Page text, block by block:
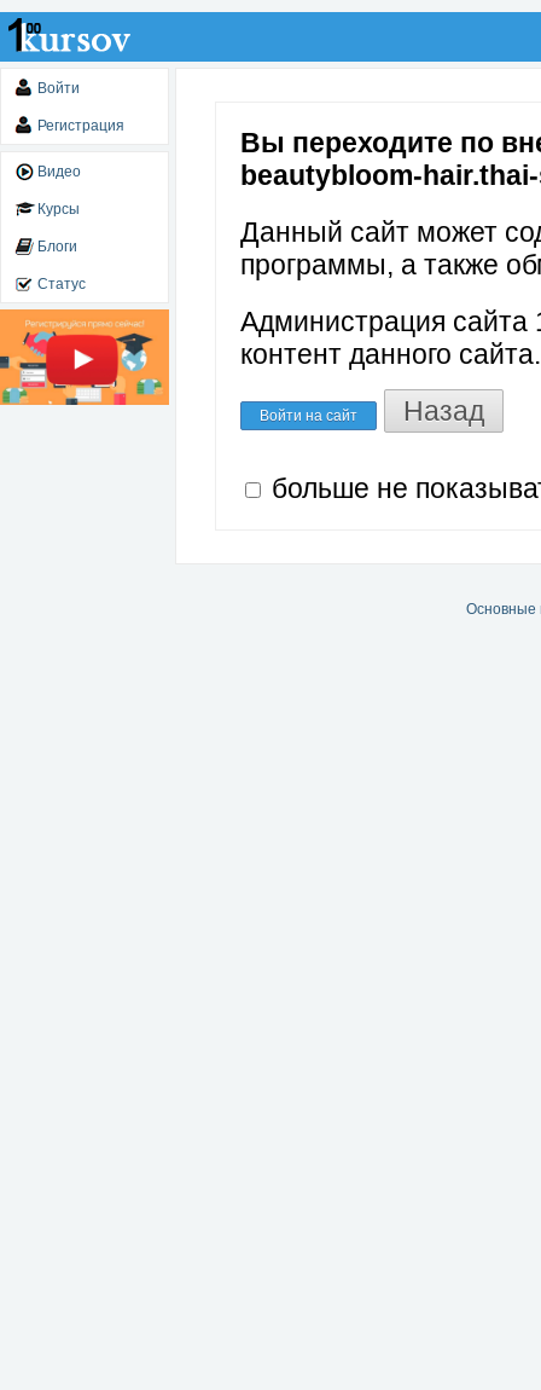
Войти
Регистрация
Видео
Курсы
Блоги
Статус
Вы переходите по
beautybloom-
Данный сайт может
программы, а также
Администрация сайта
контент данного сайта.
Войти на сайт Назад
больше не
Основные